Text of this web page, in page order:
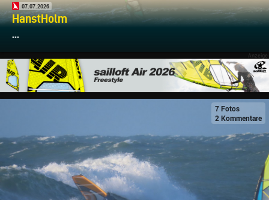
07.07.2026
HanstHolm
...
7 Fotos
2 Kommentare